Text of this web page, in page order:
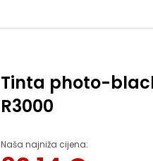
Tinta photo-
R3000
Naša najniža cijena: